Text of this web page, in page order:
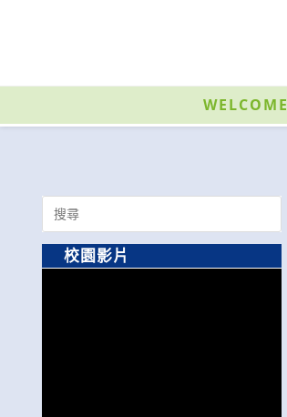
內
WELCOME
Search
for:
校園影片